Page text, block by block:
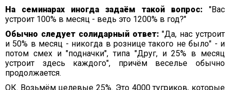
На семинарах иногда задаём такой вопрос: "Вас
устроит 100% в месяц - ведь это 1200% в год?"
Обычно следует солидарный ответ: "Да, нас устроит
и 50% в месяц - никогда в рознице такого не было" - и
потом смех и "подначки", типа "Друг, и 25% в месяц
устроит здесь каждого", причём веселье обычно
продолжается.
ОК. Возьмём целевые 25%. Это 4000 тугриков, которые